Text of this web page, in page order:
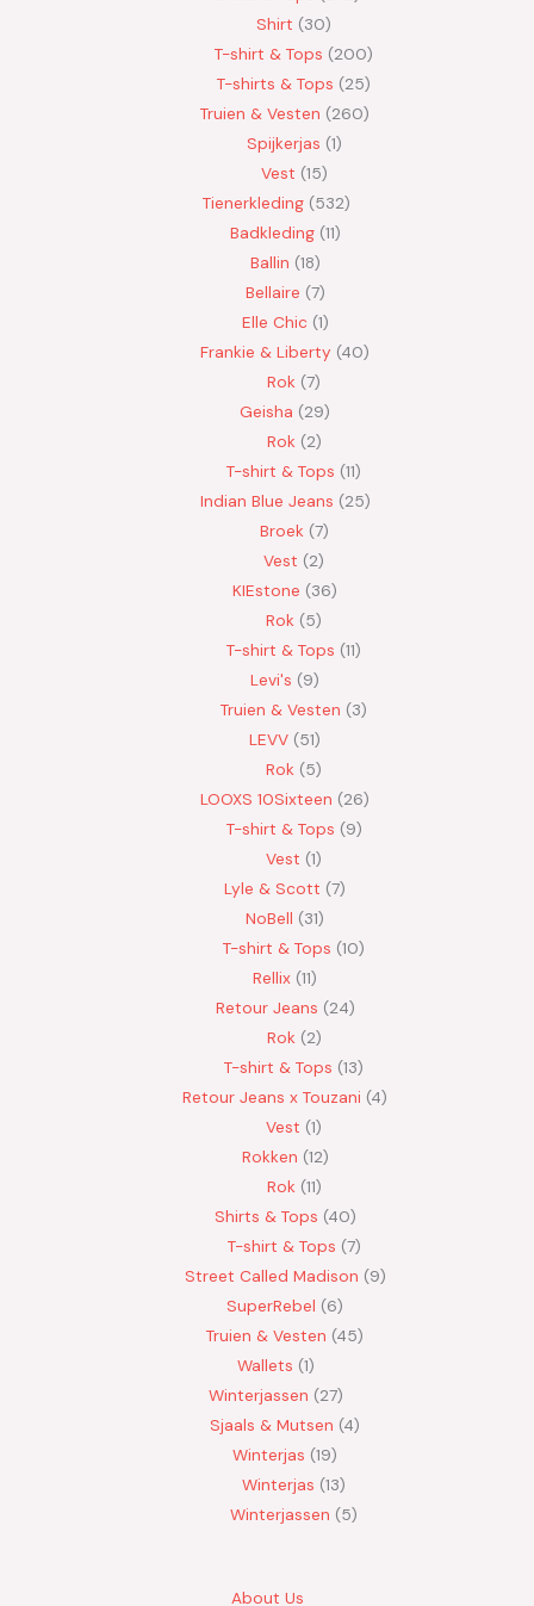
Shirt
30
T-shirt & Tops
200
T-shirts & Tops
25
Truien & Vesten
260
Spijkerjas 1
Vest 15
Tienerkleding 532
Badkleding 11
Ballin 18
Bellaire 7
Elle Chic 1
Frankie & Liberty 40
Rok 7
Geisha
29
Rok 2
T-shirt & Tops 11
Indian Blue Jeans 25
Broek 7
Vest
2
KIEstone
36
Rok 5
T-shirt & Tops 11
Levi's
9
Truien & Vesten
3
LEVV 51
Rok 5
LOOXS 10Sixteen
26
T-shirt & Tops 9
Vest 1
Lyle & Scott 7
NoBell
31
T-shirt & Tops 10
Rellix 11
Retour Jeans 24
Rok 2
T-shirt & Tops 13
Retour Jeans x Touzani 4
Vest 1
Rokken 12
Rok 11
Shirts & Tops 40
T-shirt & Tops 7
Street Called Madison 9
SuperRebel
6
Truien & Vesten 45
Wallets 1
Winterjassen
27
Sjaals & Mutsen 4
Winterjas 19
Winterjas 13
Winterjassen
5
About Us